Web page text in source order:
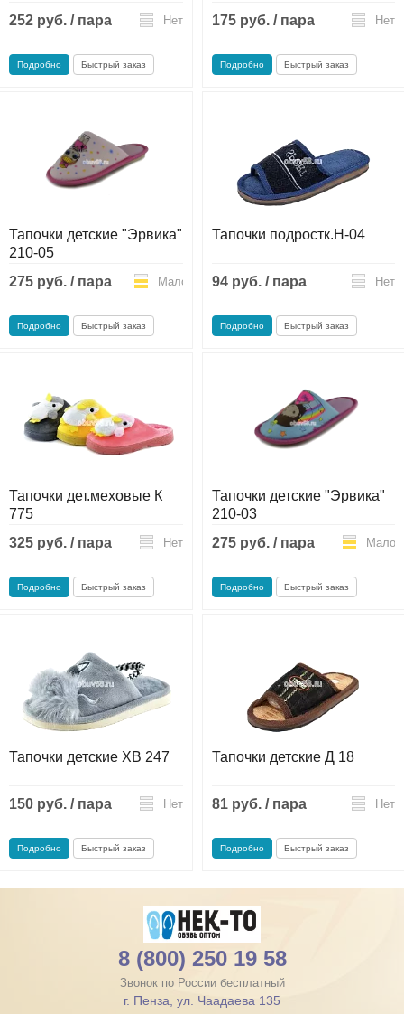
252 руб. / пара
Нет
Подробно Быстрый заказ
175 руб. / пара Нет
Подробно Быстрый заказ
Тапочки детские "Эрвика"
210-05
275 руб. / пара
Мало
Подробно Быстрый заказ
Тапочки подростк.H-04
94 руб. / пара Нет
Подробно Быстрый заказ
Тапочки дет.меховые К
775
325 руб. / пара
Нет
Подробно Быстрый заказ
Тапочки детские "Эрвика"
210-03
275 руб. / пара
Мало
Подробно Быстрый заказ
Тапочки детские ХВ 247
150 руб. / пара Нет
Подробно Быстрый заказ
Тапочки детские Д 18
81 руб. / пара Нет
Подробно Быстрый заказ
8 (800) 250 19 58
Звонок по России бесплатный
г. Пенза, ул. Чаадаева 135